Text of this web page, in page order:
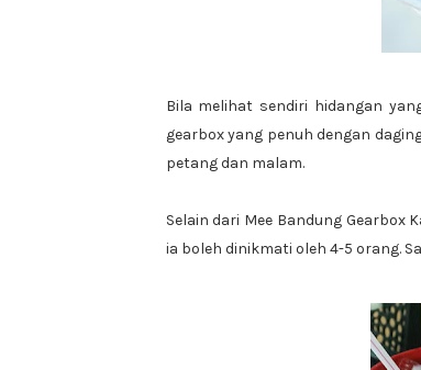
Bila melihat sendiri hidangan
gearbox yang penuh dengan
petang dan malam.
Selain dari Mee Bandung
ia boleh dinikmati oleh 4-5 orang.